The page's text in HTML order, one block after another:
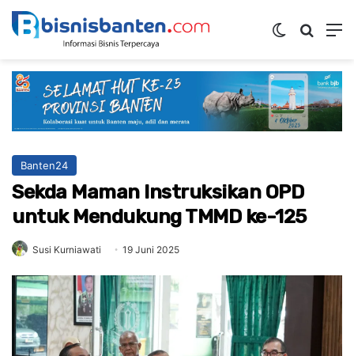
Switch skin
Banten24
Sekda Maman Instruksikan OPD
untuk Mendukung TMMD ke-125
Susi Kurniawati 19 Juni 2025